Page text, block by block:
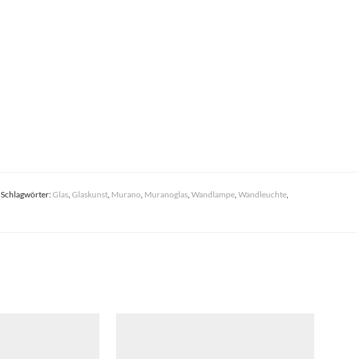
Schlagwörter:Glas, Glaskunst, Murano, Muranoglas, Wandlampe, Wandleuchte,